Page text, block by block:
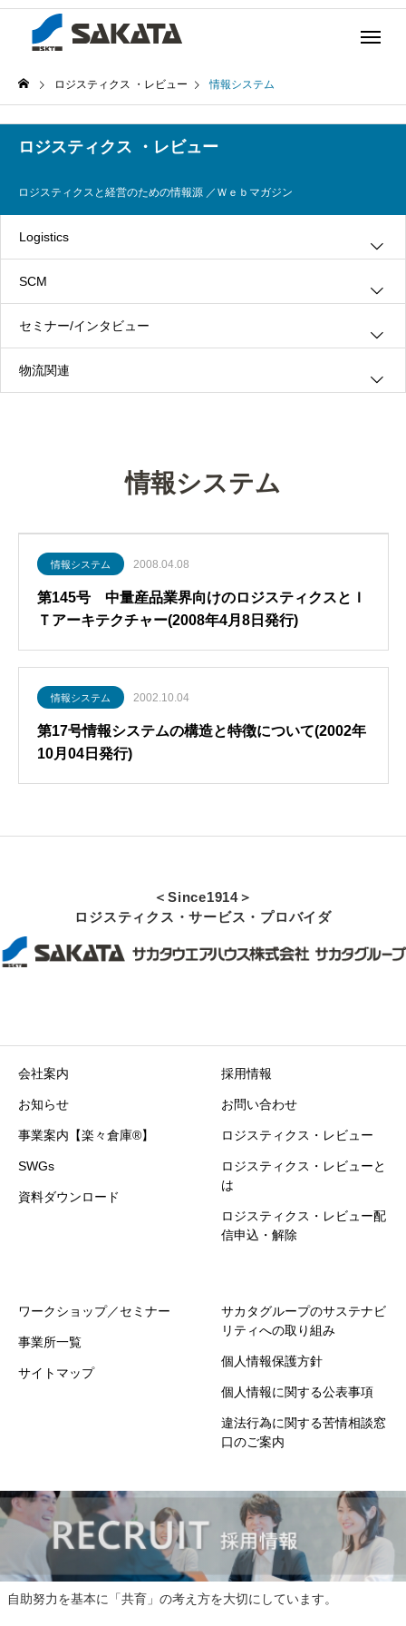
ロジスティクス ・レビュー 情報システム
情報システム
情報システム 2008.04.08
第145号 中量産品業界向けのロジスティクスとＩ
Ｔアーキテクチャー(2008年4月8日発行)
情報システム 2002.10.04
第17号情報システムの構造と特徴について(2002年
10月04日発行)
ロジスティクス ・レビュー
ロジスティクスと経営のための情報源 ／Ｗｅｂマガジン
Logistics
グリーン・ロジスティクス
３ＰＬ
ロジスティクス
SCM
情報システム
生産管理
セミナー/インタビュー
インタビュー
物流関連
輸配送
＜Since1914＞
ロジスティクス・サービス・プロバイダ
会社案内
お知らせ
事業案内【楽々倉庫®】
SWGs
資料ダウンロード
採用情報
お問い合わせ
ロジスティクス・レビュー
ロジスティクス・レビューと
は
ロジスティクス・レビュー配
信申込・解除
ワークショップ／セミナー
事業所一覧
サイトマップ
サカタグループのサステナビ
リティへの取り組み
個人情報保護方針
個人情報に関する公表事項
違法行為に関する苦情相談窓
口のご案内
自助努力を基本に「共育」の考え方を大切にしています。